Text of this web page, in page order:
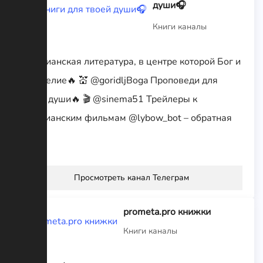
души🎧
Книги каналы
Христианская литература, в центре которой Бог и
Евангелие🔥 💒 @goridljBoga Проповеди для
твоей души🔥 🎬 @sinema51 Трейлеры к
христианским фильмам @lybow_bot – обратная
Просмотреть канал Телеграм
prometa.pro книжки
Книги каналы